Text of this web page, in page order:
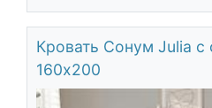
Кровать Сонум Julia с
160х200